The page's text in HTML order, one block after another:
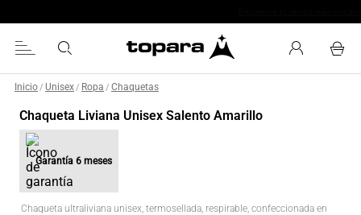
Inicio / Unisex / Ropa / Chaquetas
Chaqueta Liviana Unisex Salento Amarillo
Garantía 6 meses
Chaqueta ultraliviana unisex, termosellada, respirable, confeccionada en